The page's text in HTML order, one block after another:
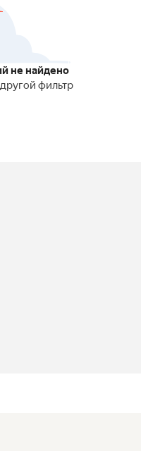
не найдено
фильтр